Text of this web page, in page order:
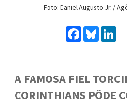
Foto: Daniel Augusto Jr. /
Facebook
Bluesky
A FAMOSA FIEL
CORINTHIANS PÔDE